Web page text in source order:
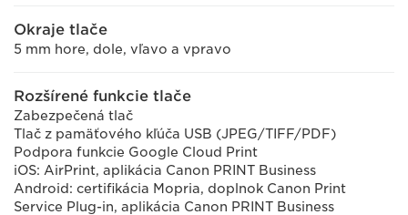
Okraje tlače
5 mm hore, dole, vľavo a vpravo
Rozšírené funkcie tlače
Zabezpečená tlač
Tlač z pamäťového kľúča USB (JPEG/TIFF/PDF)
Podpora funkcie Google Cloud Print
iOS: AirPrint, aplikácia Canon PRINT Business
Android: certifikácia Mopria, doplnok Canon Print
Service Plug-in, aplikácia Canon PRINT Business